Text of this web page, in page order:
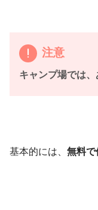
注意
キャンプ場では、
基本的には、 無料で